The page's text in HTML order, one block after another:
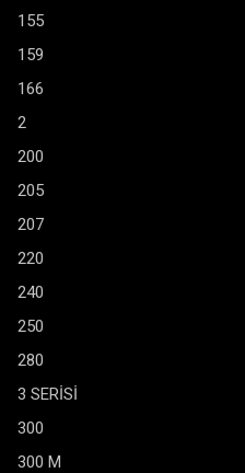
155
159
166
2
200
205
207
220
240
250
280
3 SERİSİ
300
300 M